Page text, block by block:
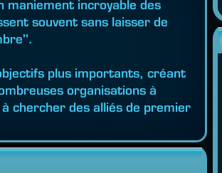
maniement incroyable des
souvent sans laisser de
plus importants, créant
organisations à
chercher des alliés de premier